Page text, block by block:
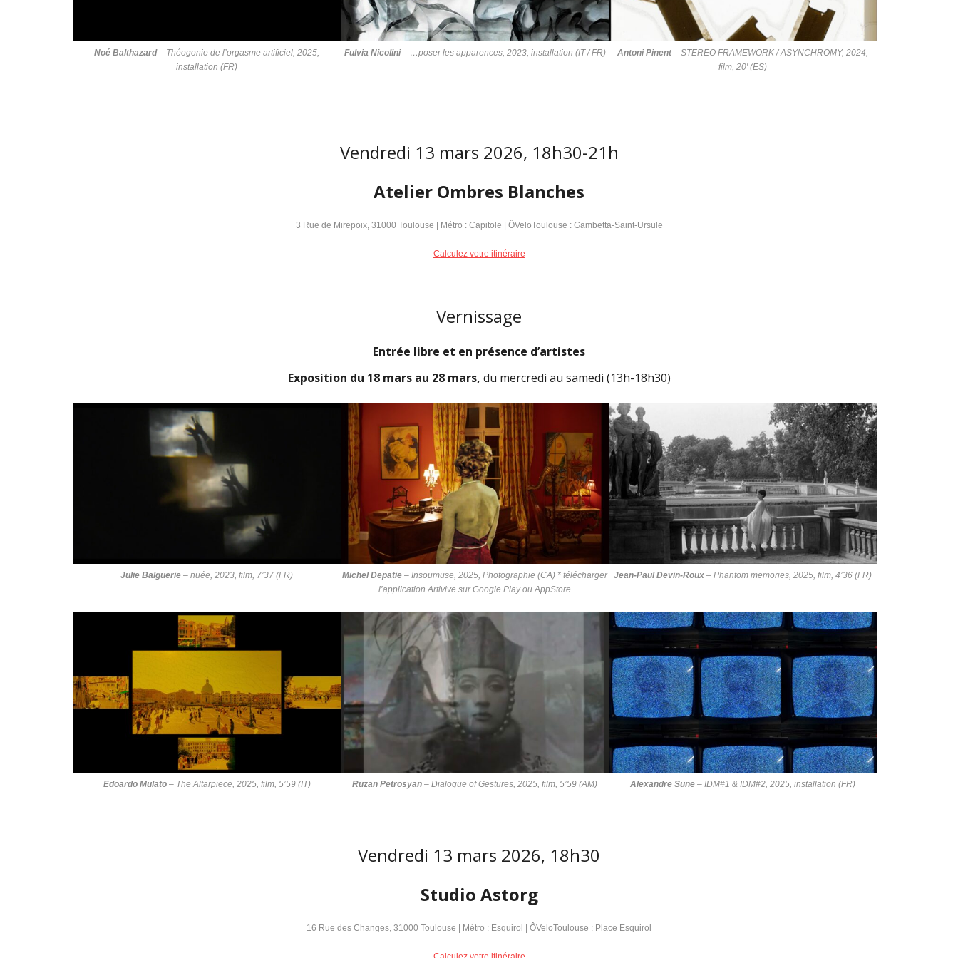
Noé Balthazard– Théogonie de l’orgasme artificiel, 2025,
installation (FR)
Fulvia Nicolini– …poser les apparences, 2023, installation (IT / FR) Antoni Pinent–STEREO FRAMEWORK / ASYNCHROMY, 2024,
film, 20′ (ES)
Vendredi 13 mars 2026, 18h30-21h
Atelier Ombres Blanches
3 Rue de Mirepoix, 31000 Toulouse | Métro : Capitole | ÔVeloToulouse : Gambetta-Saint-Ursule
Calculez votre itinéraire
Vernissage
Entrée libre et en présence d’artistes
Exposition du 18 mars au 28 mars, du mercredi au samedi (13h-18h30)
Julie Balguerie –nuée , 2023, film, 7’37 (FR) Michel Depatie –Insoumuse , 2025, Photographie (CA) * télécharger
l’application Artivive sur Google Play ou AppStore
Jean-Paul Devin-Roux –Phantom memories , 2025, film, 4’36 (FR)
Edoardo Mulato– The Altarpiece, 2025, film, 5’59 (IT) Ruzan Petrosyan –Dialogue of Gestures, 2025, film, 5’59 (AM) Alexandre Sune –IDM#1 & IDM#2, 2025, installation (FR)
Vendredi 13 mars 2026, 18h30
Studio Astorg
16 Rue des Changes, 31000 Toulouse | Métro : Esquirol | ÔVeloToulouse : Place Esquirol